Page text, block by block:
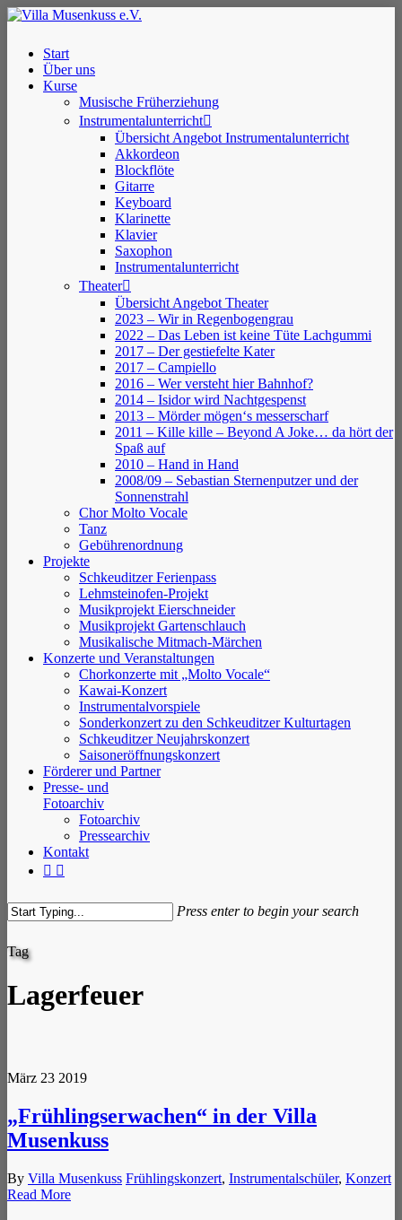
Skip
content
Menu
Start
Über uns
Kurse
Musische Früherziehung
Instrumentalunterricht
Übersicht Angebot Instrumentalunterricht
Akkordeon
Blockflöte
Gitarre
Keyboard
Klarinette
Klavier
Saxophon
Instrumentalunterricht
Theater
Übersicht Angebot Theater
2023 – Wir in Regenbogengrau
2022 – Das Leben ist keine Tüte Lachgummi
2017 – Der gestiefelte Kater
2017 – Campiello
2016 – Wer versteht hier Bahnhof?
2014 – Isidor wird Nachtgespenst
2013 – Mörder mögen‘s messerscharf
2011 – Kille kille – Beyond A Joke… da hört der
Spaß auf
2010 – Hand in Hand
2008/09 – Sebastian Sternenputzer und der
Sonnenstrahl
Chor Molto Vocale
Tanz
Gebührenordnung
Projekte
Schkeuditzer Ferienpass
Lehmsteinofen-Projekt
Musikprojekt Eierschneider
Musikprojekt Gartenschlauch
Musikalische Mitmach-Märchen
Konzerte und Veranstaltungen
Chorkonzerte mit „Molto Vocale“
Kawai-Konzert
Instrumentalvorspiele
Sonderkonzert zu den Schkeuditzer Kulturtagen
Schkeuditzer Neujahrskonzert
Saisoneröffnungskonzert
Förderer und Partner
Presse- und
Fotoarchiv
Fotoarchiv
Pressearchiv
Kontakt
facebook
instagram
Press enter to begin your search
Close
Search
Tag
Lagerfeuer
März 23 2019
„Frühlingserwachen“ in der Villa
Musenkuss
By Villa Musenkuss Frühlingskonzert, Instrumentalschüler, Konzert
Read More